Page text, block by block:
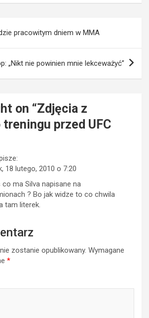
pracowitym dniem w MMA
„Nikt nie powinien mnie lekceważyć”
on “Zdjęcia z
przed UFC
18 lutego, 2010 o 7:20
co ma Silva napisane na
? Bo jak widze to co chwila
tam literek.
zostanie opublikowany. Wymagane
*